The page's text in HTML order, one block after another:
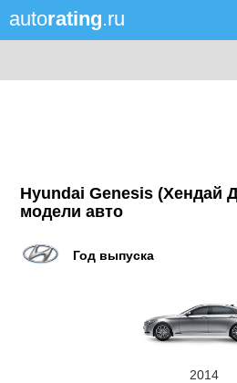
autorating.ru
Hyundai Genesis (Хендай
модели авто
Год выпуска
2014